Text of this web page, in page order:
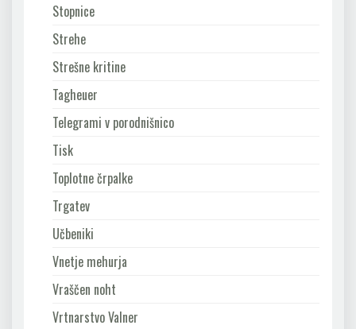
Stopnice
Strehe
Strešne kritine
Tagheuer
Telegrami v porodnišnico
Tisk
Toplotne črpalke
Trgatev
Učbeniki
Vnetje mehurja
Vraščen noht
Vrtnarstvo Valner